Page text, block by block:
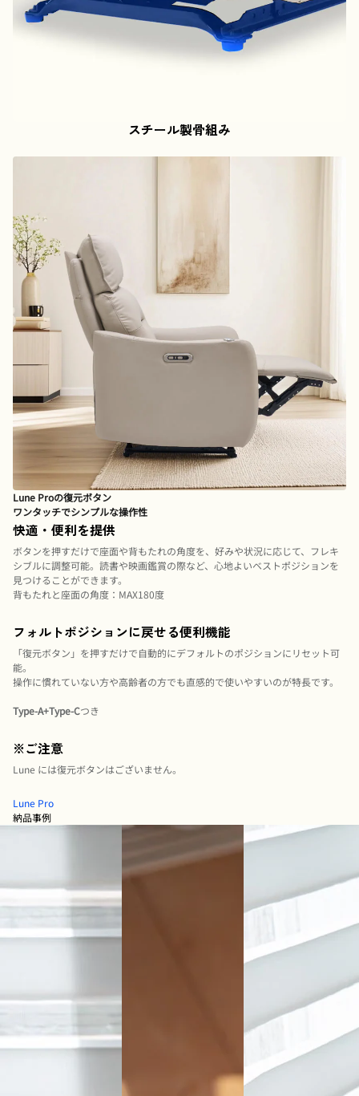
スチール製骨組み
Lune Proの復元ボタン
ワンタッチでシンプルな操作性
快適・便利を提供
ボタンを押すだけで座面や背もたれの角度を、好みや状況に応じて、フレキ
シブルに調整可能。読書や映画鑑賞の際など、心地よいベストポジションを
見つけることができます。
背もたれと座面の角度：MAX180度
フォルトポジションに戻せる便利機能
「復元ボタン」を押すだけで自動的にデフォルトのポジションにリセット可
能。
操作に慣れていない方や高齢者の方でも直感的で使いやすいのが特長です。
Type-A+Type-Cつき
※ご注意
Lune には復元ボタンはございません。
Lune Pro
納品事例